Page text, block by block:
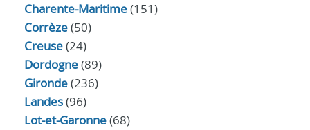
Charente-Maritime(151)
Corrèze(50)
Creuse(24)
Dordogne(89)
Gironde(236)
Landes(96)
Lot-et-Garonne(68)